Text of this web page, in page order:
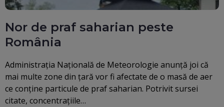
Nor de praf saharian peste
România
Administraţia Naţională de Meteorologie anunță joi că
mai multe zone din țară vor fi afectate de o masă de aer
ce conţine particule de praf saharian. Potrivit sursei
citate, concentraţiile…